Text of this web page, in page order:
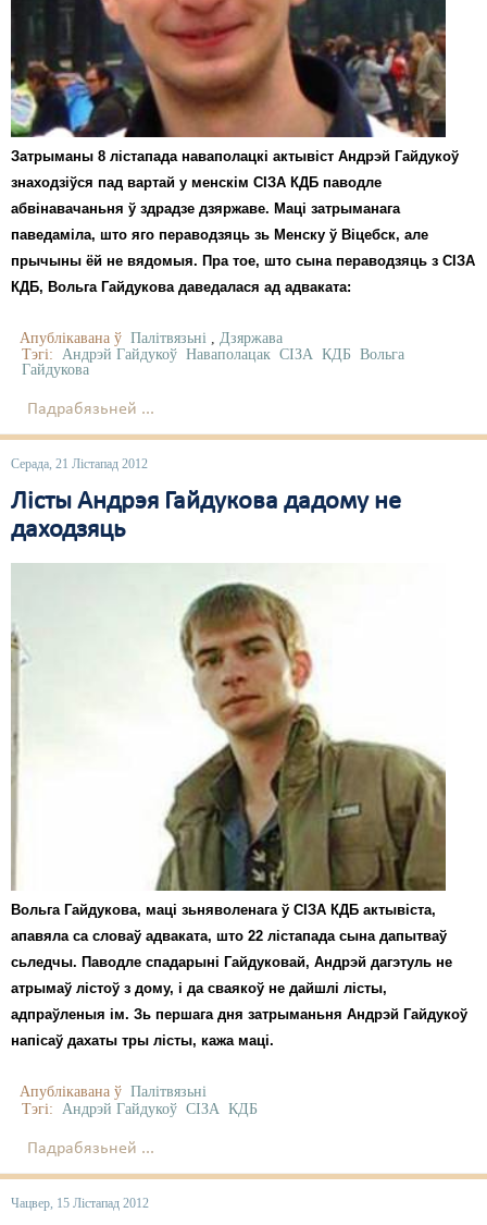
Затрыманы 8 лістапада наваполацкі актывіст Андрэй Гайдукоў
знаходзіўся пад вартай у менскім СІЗА КДБ паводле
абвінавачаньня ў здрадзе дзяржаве. Маці затрыманага
паведаміла, што яго пераводзяць зь Менску ў Віцебск, але
прычыны ёй не вядомыя. Пра тое, што сына пераводзяць з СІЗА
КДБ, Вольга Гайдукова даведалася ад адваката:
Апублікавана ў Палітвязьні , Дзяржава
Тэгі: Андрэй Гайдукоў Наваполацак СІЗА КДБ Вольга
Гайдукова
Падрабязьней ...
Серада, 21 Лістапад 2012
Лісты Андрэя Гайдукова дадому не
даходзяць
Вольга Гайдукова, маці зьняволенага ў СІЗА КДБ актывіста,
апавяла са словаў адваката, што 22 лістапада сына дапытваў
сьледчы. Паводле спадарыні Гайдуковай, Андрэй дагэтуль не
атрымаў лістоў з дому, і да сваякоў не дайшлі лісты,
адпраўленыя ім. Зь першага дня затрыманьня Андрэй Гайдукоў
напісаў дахаты тры лісты, кажа маці.
Апублікавана ў Палітвязьні
Тэгі:
Андрэй Гайдукоў СІЗА КДБ
Падрабязьней ...
Чацвер, 15 Лістапад 2012
Культурныя правы
ЛПП
Мігранты
Палітвязьні
Правы дзіцяці
Распальваньне варожасьці
Свабода слова
Свабода сумленьня
Сьмяротнае пакараньне